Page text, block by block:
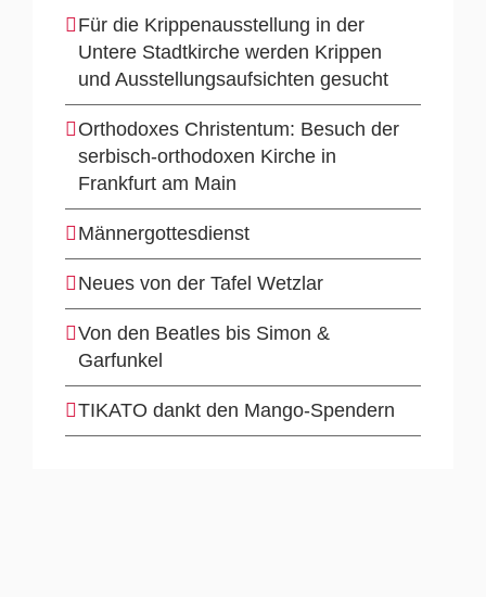
Für die Krippenausstellung in der
Untere Stadtkirche werden Krippen
und Ausstellungsaufsichten gesucht
Orthodoxes Christentum: Besuch der
serbisch-orthodoxen Kirche in
Frankfurt am Main
Männergottesdienst
Neues von der Tafel Wetzlar
Von den Beatles bis Simon &
Garfunkel
TIKATO dankt den Mango-Spendern